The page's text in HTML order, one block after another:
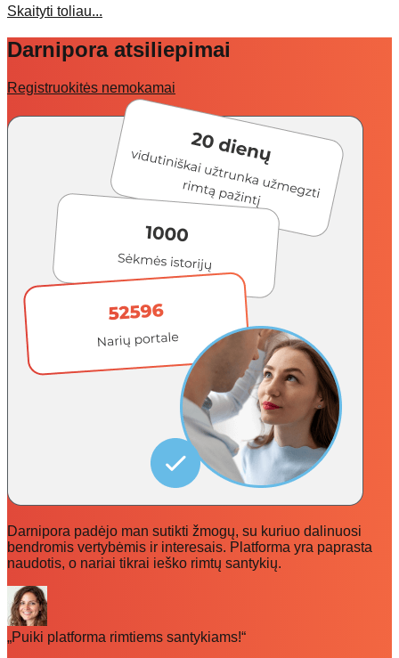
Skaityti toliau...
Darnipora atsiliepimai
Registruokitės nemokamai
Darnipora padėjo man sutikti žmogų, su kuriuo dalinuosi
bendromis vertybėmis ir interesais. Platforma yra paprasta
naudotis, o nariai tikrai ieško rimtų santykių.
„Puiki platforma rimtiems santykiams!“